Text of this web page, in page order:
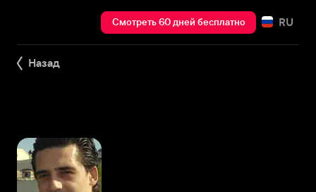
Смотреть 60 дней бесплатно RU
Назад